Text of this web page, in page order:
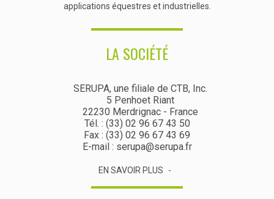
applications équestres et industrielles.
LA SOCIÉTÉ
SERUPA, une filiale de CTB, Inc.
5 Penhoet Riant
22230 Merdrignac - France
Tél. : (33) 02 96 67 43 50
Fax : (33) 02 96 67 43 69
E-mail : serupa@serupa.fr
EN SAVOIR PLUS